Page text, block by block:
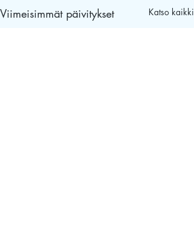
Viimeisimmät päivitykset Katso kaikki